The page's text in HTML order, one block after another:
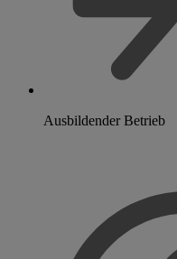
Ausbildender Betrieb